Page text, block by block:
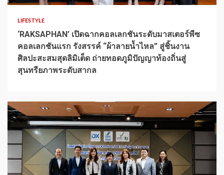
LIFESTYLE
‘RAKSAPHAN’ เปิดฉากคอลเลกชันระดับมาสเตอร์พีซ
คอลเลกชันแรก รังสรรค์ “ผ้าลายน้ำไหล” สู่ชิ้นงาน
ศิลปะสะสมสุดลิมิเต็ด ถ่ายทอดภูมิปัญญาท้องถิ่นสู่
สุนทรียภาพระดับสากล